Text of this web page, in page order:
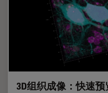
3D组织成像：快速